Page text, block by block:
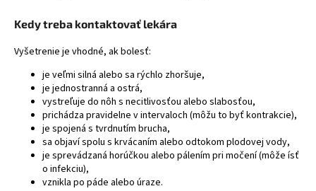
Kedy treba kontaktovať lekára
Vyšetrenie je vhodné, ak bolesť:
je veľmi silná alebo sa rýchlo zhoršuje,
je jednostranná a ostrá,
vystreľuje do nôh s necitlivosťou alebo slabosťou,
prichádza pravidelne v intervaloch (môžu to byť kontrakcie),
je spojená s tvrdnutím brucha,
sa objaví spolu s krvácaním alebo odtokom plodovej vody,
je sprevádzaná horúčkou alebo pálením pri močení (môže ísť
o infekciu),
vznikla po páde alebo úraze.
e
n